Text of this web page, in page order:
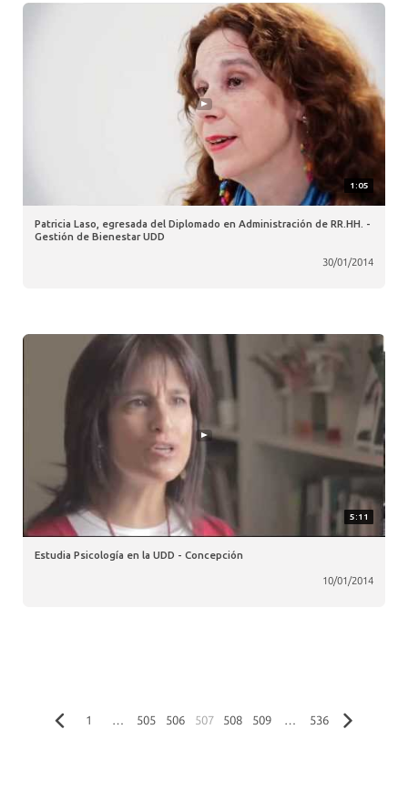
1:05
Patricia Laso, egresada del Diplomado en Administración de RR.HH. -
Gestión de Bienestar UDD
30/01/2014
5:11
Estudia Psicología en la UDD - Concepción
10/01/2014
1 … 505 506 507 508 509 … 536